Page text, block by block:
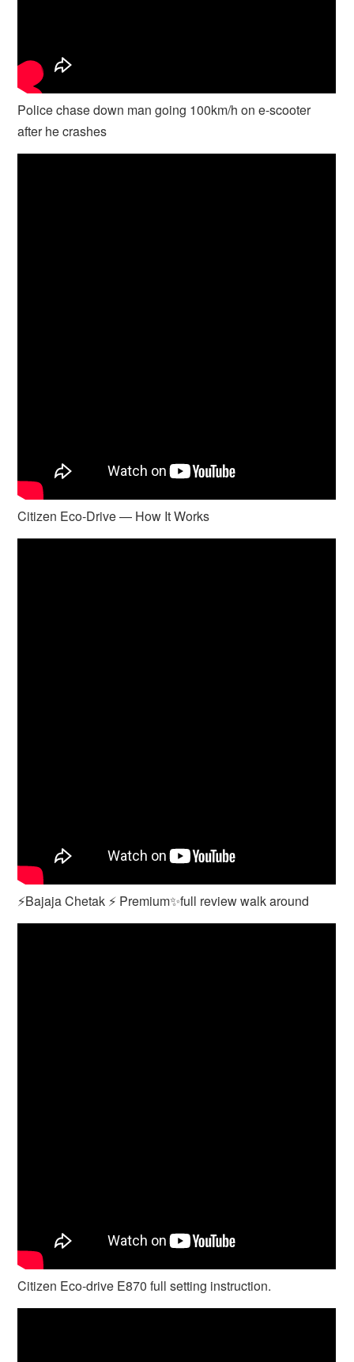
Police chase down man going 100km/h on e-scooter
after he crashes
Citizen Eco-Drive — How It Works
⚡️Bajaja Chetak ⚡️ Premium✨️full review walk around
Citizen Eco-drive E870 full setting instruction.